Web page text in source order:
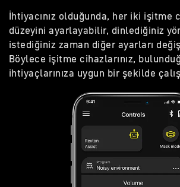
İhtiyacınız olduğunda, her iki işitme
düzeyini ayarlayabilir, dinlediğiniz
istediğiniz zaman diğer ayarları
Böylece işitme cihazlarınız,
ihtiyaçlarınıza uygun bir şekilde